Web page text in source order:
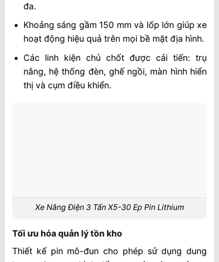
đa.
Khoảng sáng gầm 150 mm và lốp lớn giúp xe
hoạt động hiệu quả trên mọi bề mặt địa hình.
Các linh kiện chủ chốt được cải tiến: trụ
nâng, hệ thống đèn, ghế ngồi, màn hình hiển
thị và cụm điều khiển.
Xe Nâng Điện 3 Tấn X5-30 Ep Pin Lithium
Tối ưu hóa quản lý tồn kho
Thiết kế pin mô-đun cho phép sử dụng dung